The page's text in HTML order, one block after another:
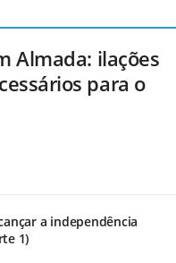
Almada: ilações
para o
a independência
1)